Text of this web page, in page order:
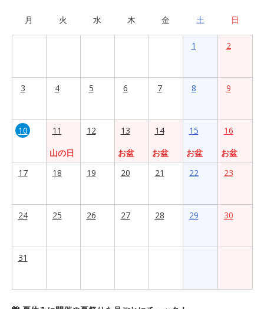
月 火 水 木 金 土 日
1 2
3 4 5 6 7 8 9
10
11
山の日
12
13
お盆
14
お盆
15
お盆
16
お盆
17
18 19 20 21 22 23
24 25 26 27 28 29 30
31